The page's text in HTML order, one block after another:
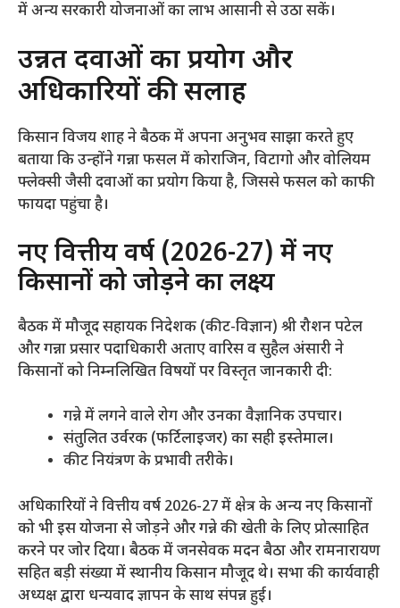
में अन्य सरकारी योजनाओं का लाभ आसानी से उठा सकें।
​उन्नत दवाओं का प्रयोग और
अधिकारियों की सलाह
​किसान विजय शाह ने बैठक में अपना अनुभव साझा करते हुए
बताया कि उन्होंने गन्ना फसल में कोराजिन, विटागो और वोलियम
फ्लेक्सी जैसी दवाओं का प्रयोग किया है, जिससे फसल को काफी
फायदा पहुंचा है।
​नए वित्तीय वर्ष (2026-27) में नए
किसानों को जोड़ने का लक्ष्य
​बैठक में मौजूद सहायक निदेशक (कीट-विज्ञान) श्री रौशन पटेल
और गन्ना प्रसार पदाधिकारी अताए वारिस व सुहैल अंसारी ने
किसानों को निम्नलिखित विषयों पर विस्तृत जानकारी दी:
​गन्ने में लगने वाले रोग और उनका वैज्ञानिक उपचार।
​संतुलित उर्वरक (फर्टिलाइजर) का सही इस्तेमाल।
​कीट नियंत्रण के प्रभावी तरीके।
​अधिकारियों ने वित्तीय वर्ष 2026-27 में क्षेत्र के अन्य नए किसानों
को भी इस योजना से जोड़ने और गन्ने की खेती के लिए प्रोत्साहित
करने पर जोर दिया। बैठक में जनसेवक मदन बैठा और रामनारायण
सहित बड़ी संख्या में स्थानीय किसान मौजूद थे। सभा की कार्यवाही
अध्यक्ष द्वारा धन्यवाद ज्ञापन के साथ संपन्न हुई।